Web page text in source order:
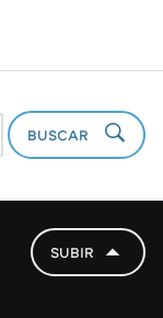
BUSCAR
SUBIR